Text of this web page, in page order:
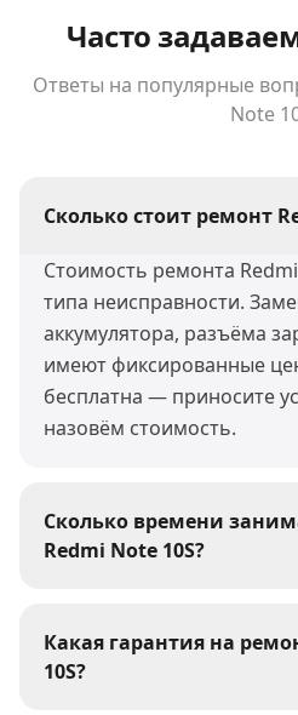
Часто
Ответы на популярные
Note
Сколько стоит ремонт
Стоимость ремонта
типа неисправности.
аккумулятора, разъёма
имеют фиксированные
бесплатна — приносите
назовём стоимость.
Сколько времени
Redmi Note 10S?
выполняем за 30-60
(пайка, восстановление
Какая гарантия на
10S?